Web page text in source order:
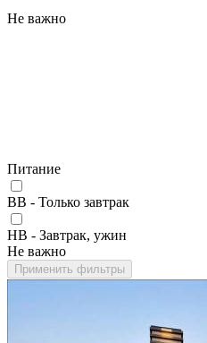
Не важно
Питание
BB - Только завтрак
HB - Завтрак, ужин
Не важно
Применить фильтры